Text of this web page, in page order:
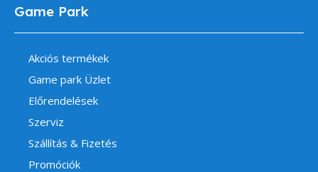
Game Park
Akciós termékek
Game park Üzlet
Előrendelések
Szerviz
Szállítás & Fizetés
Promóciók